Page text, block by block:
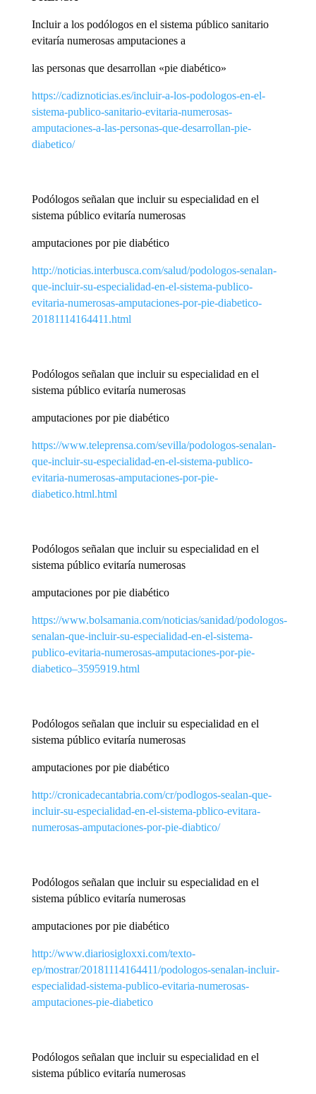
Incluir a los podólogos en el sistema público sanitario
evitaría numerosas amputaciones a
las personas que desarrollan «pie diabético»
https://cadiznoticias.es/incluir-a-los-podologos-en-el-
sistema-publico-sanitario-evitaria-numerosas-
amputaciones-a-las-personas-que-desarrollan-pie-
diabetico/
Podólogos señalan que incluir su especialidad en el
sistema público evitaría numerosas
amputaciones por pie diabético
http://noticias.interbusca.com/salud/podologos-senalan-
que-incluir-su-especialidad-en-el-sistema-publico-
evitaria-numerosas-amputaciones-por-pie-diabetico-
20181114164411.html
Podólogos señalan que incluir su especialidad en el
sistema público evitaría numerosas
amputaciones por pie diabético
https://www.teleprensa.com/sevilla/podologos-senalan-
que-incluir-su-especialidad-en-el-sistema-publico-
evitaria-numerosas-amputaciones-por-pie-
diabetico.html.html
Podólogos señalan que incluir su especialidad en el
sistema público evitaría numerosas
amputaciones por pie diabético
https://www.bolsamania.com/noticias/sanidad/podologos-
senalan-que-incluir-su-especialidad-en-el-sistema-
publico-evitaria-numerosas-amputaciones-por-pie-
diabetico–3595919.html
Podólogos señalan que incluir su especialidad en el
sistema público evitaría numerosas
amputaciones por pie diabético
http://cronicadecantabria.com/cr/podlogos-sealan-que-
incluir-su-especialidad-en-el-sistema-pblico-evitara-
numerosas-amputaciones-por-pie-diabtico/
Podólogos señalan que incluir su especialidad en el
sistema público evitaría numerosas
amputaciones por pie diabético
http://www.diariosigloxxi.com/texto-
ep/mostrar/20181114164411/podologos-senalan-incluir-
especialidad-sistema-publico-evitaria-numerosas-
amputaciones-pie-diabetico
Podólogos señalan que incluir su especialidad en el
sistema público evitaría numerosas